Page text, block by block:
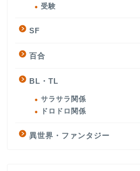
受験
SF
百合
BL・TL
サラサラ関係
ドロドロ関係
異世界・ファンタジー